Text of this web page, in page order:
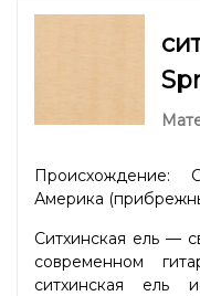
Происхождение:
Америка
Ситхинская ель —
современном
ситхинская ель